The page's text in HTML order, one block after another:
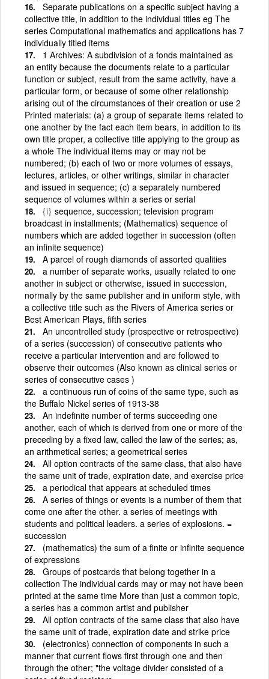
Separate publications on a specific subject having a
collective title, in addition to the individual titles eg The
series Computational mathematics and applications has 7
individually titled items
1 Archives: A subdivision of a fonds maintained as
an entity because the documents relate to a particular
function or subject, result from the same activity, have a
particular form, or because of some other relationship
arising out of the circumstances of their creation or use 2
Printed materials: (a) a group of separate items related to
one another by the fact each item bears, in addition to its
own title proper, a collective title applying to the group as
a whole The individual items may or may not be
numbered; (b) each of two or more volumes of essays,
lectures, articles, or other writings, similar in character
and issued in sequence; (c) a separately numbered
sequence of volumes within a series or serial
{i} sequence, succession; television program
broadcast in installments; (Mathematics) sequence of
numbers which are added together in succession (often
an infinite sequence)
A parcel of rough diamonds of assorted qualities
a number of separate works, usually related to one
another in subject or otherwise, issued in succession,
normally by the same publisher and in uniform style, with
a collective title such as the Rivers of America series or
Best American Plays, fifth series
An uncontrolled study (prospective or retrospective)
of a series (succession) of consecutive patients who
receive a particular intervention and are followed to
observe their outcomes (Also known as clinical series or
series of consecutive cases )
a continuous run of coins of the same type, such as
the Buffalo Nickel series of 1913-38
An indefinite number of terms succeeding one
another, each of which is derived from one or more of the
preceding by a fixed law, called the law of the series; as,
an arithmetical series; a geometrical series
All option contracts of the same class, that also have
the same unit of trade, expiration date, and exercise price
a periodical that appears at scheduled times
A series of things or events is a number of them that
come one after the other. a series of meetings with
students and political leaders. a series of explosions. =
succession
(mathematics) the sum of a finite or infinite sequence
of expressions
Groups of postcards that belong together in a
collection The individual cards may or may not have been
printed at the same time More than just a common topic,
a series has a common artist and publisher
All option contracts of the same class that also have
the same unit of trade, expiration date and strike price
(electronics) connection of components in such a
manner that current flows first through one and then
through the other; "the voltage divider consisted of a